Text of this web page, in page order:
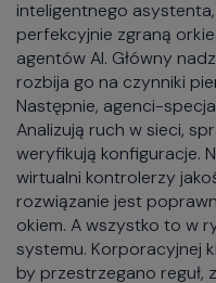
inteligentnego
perfekcyjnie zgraną
agentów AI. Główny
rozbija go na czynniki
Następnie, agenci-
Analizują ruch w sieci,
weryfikują konfiguracje.
wirtualni kontrolerzy
rozwiązanie jest
okiem. A wszystko to w
systemu. Korporacyjnej
by przestrzegano reguł,